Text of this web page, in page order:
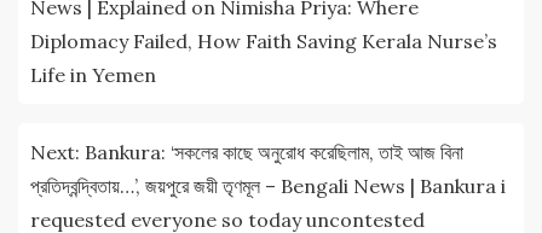
News | Explained on Nimisha Priya: Where
Diplomacy Failed, How Faith Saving Kerala Nurse’s
Life in Yemen
Next: Bankura: ‘সকলের কাছে অনুরোধ করেছিলাম, তাই আজ বিনা
প্রতিদ্বন্দ্বিতায়…’, জয়পুরে জয়ী তৃণমূল – Bengali News | Bankura i
requested everyone so today uncontested